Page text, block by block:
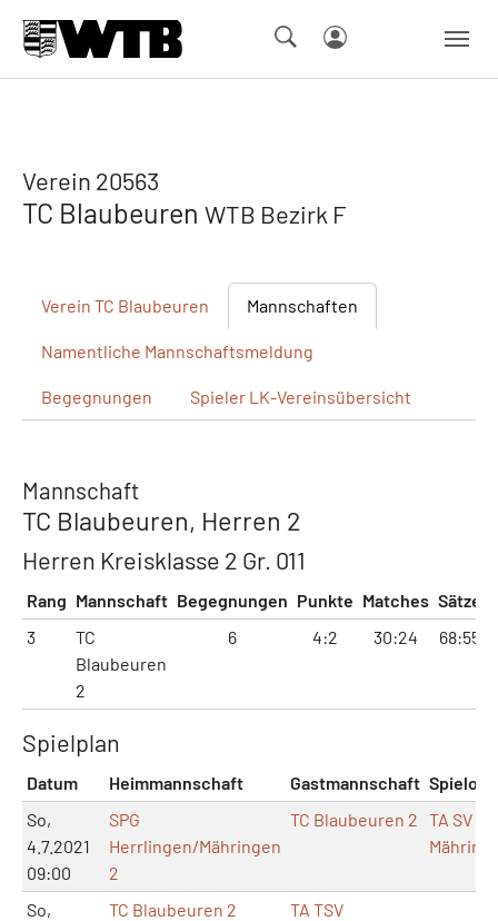
Verein 20563
TC Blaubeuren WTB Bezirk F
Verein TC Blaubeuren Mannschaften
Namentliche Mannschaftsmeldung
Begegnungen Spieler LK-Vereinsübersicht
Mannschaft
TC Blaubeuren, Herren 2
Herren Kreisklasse 2 Gr. 011
Rang Mannschaft Begegnungen Punkte Matches Sätze
3
TC
Blaubeuren
2
6 4:2 30:24 68:55
Spielplan
Datum Heimmannschaft Gastmannschaft Spielort
So,
4.7.2021
09:00
SPG
Herrlingen/Mähringen
2
TC Blaubeuren 2 TA SV
So,
TC Blaubeuren 2
TA TSV